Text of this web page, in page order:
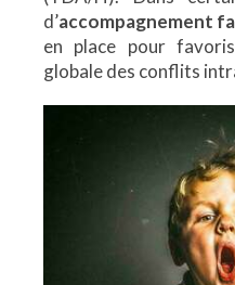
d’accompagnement
en place pour
globale des conflits